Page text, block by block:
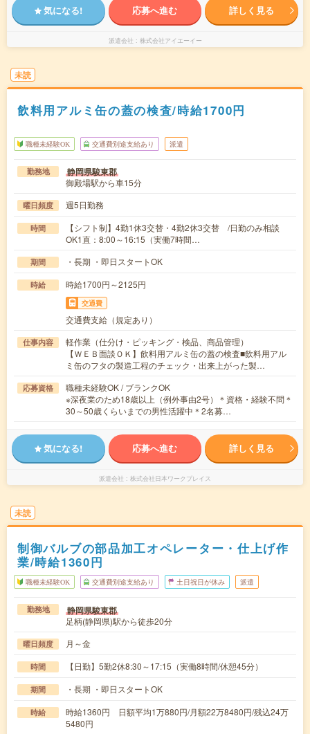
気になる! 応募へ進む 詳しく見る
派遣会社 株式会社アイエーイー
未読
飲料用アルミ缶の蓋の検査/時給1700円
職種未経験OK 交通費別途支給あり 派遣
勤務地 静岡県駿東郡
御殿場駅から車15分
曜日頻度 週5日勤務
時間
【シフト制】4勤1休3交替・4勤2休3交替 /日勤のみ相談
OK1直：8:00～16:15（実働7時間…
期間 ・長期 ・即日スタートOK
時給 時給1700円～2125円
交通費
交通費支給（規定あり）
仕事内容
軽作業（仕分け・ピッキング・検品、商品管理）
【ＷＥＢ面談ＯＫ】飲料用アルミ缶の蓋の検査■飲料用アル
ミ缶のフタの製造工程のチェック・出来上がった製…
応募資格
職種未経験OK / ブランクOK
※深夜業のため18歳以上（例外事由2号）＊資格・経験不問＊
30～50歳くらいまでの男性活躍中＊2名募…
気になる! 応募へ進む 詳しく見る
派遣会社 株式会社日本ワークプレイス
未読
制御バルブの部品加工オペレーター・仕上げ作
業/時給1360円
職種未経験OK 交通費別途支給あり 土日祝日が休み 派遣
勤務地 静岡県駿東郡
足柄(静岡県)駅から徒歩20分
曜日頻度 月～金
時間 【日勤】5勤2休8:30～17:15（実働8時間/休憩45分）
期間 ・長期 ・即日スタートOK
時給
時給1360円 日額平均1万880円/月額22万8480円/残込24万
5480円